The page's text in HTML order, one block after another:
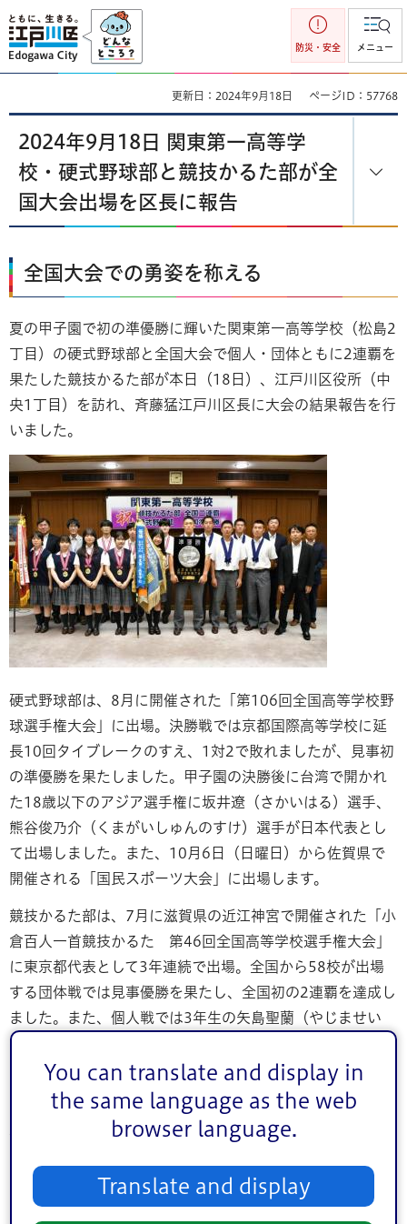
You can translate and display in
the same language as the web
browser language.
Translate and display
江戸川区
防災・安全 メニュー
更新日：2024年9月18日 ページID：57768
2024年9月18日 関東第一高等学
校・硬式野球部と競技かるた部が全
国大会出場を区長に報告
全国大会での勇姿を称える
夏の甲子園で初の準優勝に輝いた関東第一高等学校（松島2
丁目）の硬式野球部と全国大会で個人・団体ともに2連覇を
果たした競技かるた部が本日（18日）、江戸川区役所（中
央1丁目）を訪れ、斉藤猛江戸川区長に大会の結果報告を行
いました。
硬式野球部は、8月に開催された「第106回全国高等学校野
球選手権大会」に出場。決勝戦では京都国際高等学校に延
長10回タイブレークのすえ、1対2で敗れましたが、見事初
の準優勝を果たしました。甲子園の決勝後に台湾で開かれ
た18歳以下のアジア選手権に坂井遼（さかいはる）選手、
熊谷俊乃介（くまがいしゅんのすけ）選手が日本代表とし
て出場しました。また、10月6日（日曜日）から佐賀県で
開催される「国民スポーツ大会」に出場します。
競技かるた部は、7月に滋賀県の近江神宮で開催された「小
倉百人一首競技かるた 第46回全国高等学校選手権大会」
に東京都代表として3年連続で出場。全国から58校が出場
する団体戦では見事優勝を果たし、全国初の2連覇を達成し
ました。また、個人戦では3年生の矢島聖蘭（やじませい
ら）主将が昨年に引き続き2連覇を達成。小西美彩子（こに
しみさこ）さんが初優勝を果たし、団体・個人の3冠を達成
しました。
本日（18日）午後2時45分、両部の選手たちをはじめ、乙
や）教頭らの総勢17名が江戸川区役所に来庁。「祝 競技
かるた部 全国二連覇・硬式野球部 全国準優勝」と書か